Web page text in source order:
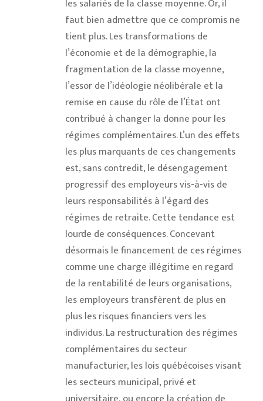
les salariés de la classe moyenne. Or, il
faut bien admettre que ce compromis ne
tient plus. Les transformations de
l’économie et de la démographie, la
fragmentation de la classe moyenne,
l’essor de l’idéologie néolibérale et la
remise en cause du rôle de l’État ont
contribué à changer la donne pour les
régimes complémentaires. L’un des effets
les plus marquants de ces changements
est, sans contredit, le désengagement
progressif des employeurs vis-à-vis de
leurs responsabilités à l’égard des
régimes de retraite. Cette tendance est
lourde de conséquences. Concevant
désormais le financement de ces régimes
comme une charge illégitime en regard
de la rentabilité de leurs organisations,
les employeurs transfèrent de plus en
plus les risques financiers vers les
individus. La restructuration des régimes
complémentaires du secteur
manufacturier, les lois québécoises visant
les secteurs municipal, privé et